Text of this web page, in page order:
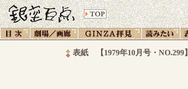
表紙 【1979年10月号・NO.299】